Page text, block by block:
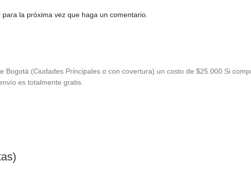
la próxima vez que haga un comentario.
(Ciudades Principales o con covertura) un costo de $25.000 Si
es totalmente gratis.